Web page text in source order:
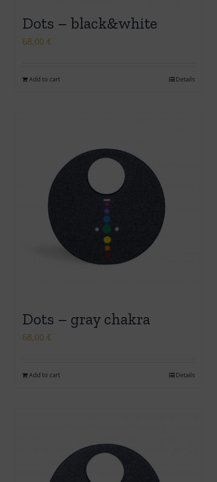
Dots – black&white
68,00 €
Add to cart Details
Dots – gray chakra
68,00 €
Add to cart Details